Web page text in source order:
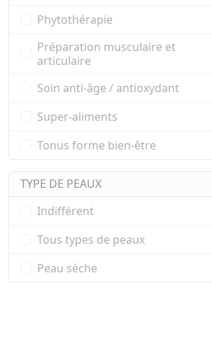
Phytothérapie
Préparation musculaire et
articulaire
Soin anti-âge / antioxydant
Super-aliments
Tonus forme bien-être
TYPE DE PEAUX
Indifférent
Tous types de peaux
Peau sèche